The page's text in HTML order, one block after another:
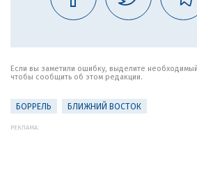
Если вы заметили ошибку, выделите
чтобы сообщить об этом редакции.
БОРРЕЛЬ БЛИЖНИЙ ВОСТОК
РЕКЛАМА: